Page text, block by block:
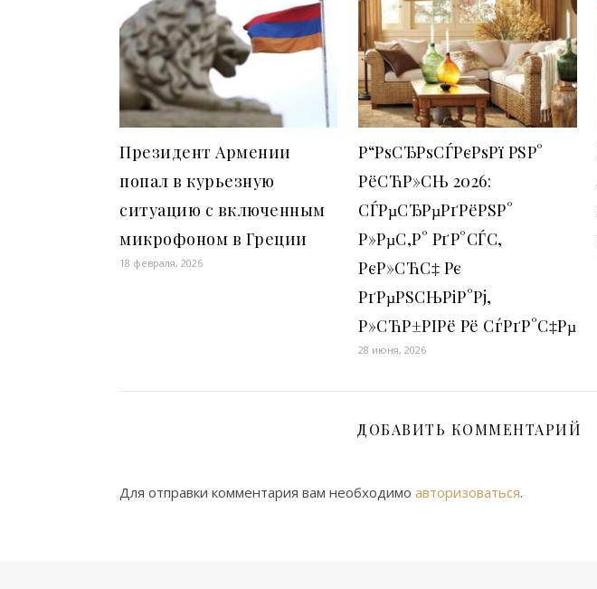
Президент Армении
попал в курьезную
ситуацию с включенным
микрофоном в Греции
18 февраля, 2026
Р“РѕСЂРѕСЃРєРѕРї РЅР°
РёСЋР»СЊ 2026:
СЃРµСЂРµРґРёРЅР°
Р»РµС‚Р° РґР°СЃС‚
РєР»СЋС‡ Рє
РґРµРЅСЊРіР°Рј,
Р»СЋР±РІРё Рё СѓРґР°С‡Рµ
28 июня, 2026
ДОБАВИТЬ КОММЕНТАРИЙ
Для отправки комментария вам необходимо авторизоваться.